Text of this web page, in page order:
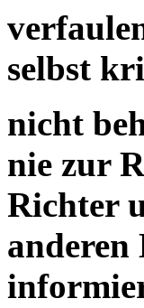
selbst
nicht
nie zur
Richter
anderen